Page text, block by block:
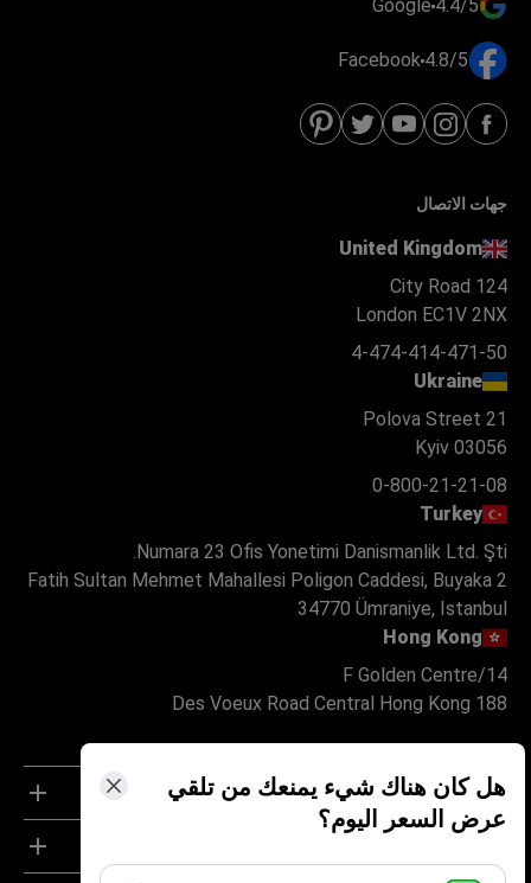
هل كان هناك شيء يمنعك من تلقي
عرض السعر اليوم؟
4.4/5
Google
4.8/5
Facebook
جهات الاتصال
United Kingdom
124 City Road
London EC1V 2NX
4-474-414-471-50
Ukraine
Polova Street 21
Kyiv 03056
0-800-21-21-08
Turkey
Numara 23 Ofis Yonetimi Danismanlik Ltd. Şti.
Fatih Sultan Mehmet Mahallesi Poligon Caddesi, Buyaka 2
34770 Ümraniye, Istanbul
Hong Kong
14/F Golden Centre
188 Des Voeux Road Central Hong Kong
للمرضى